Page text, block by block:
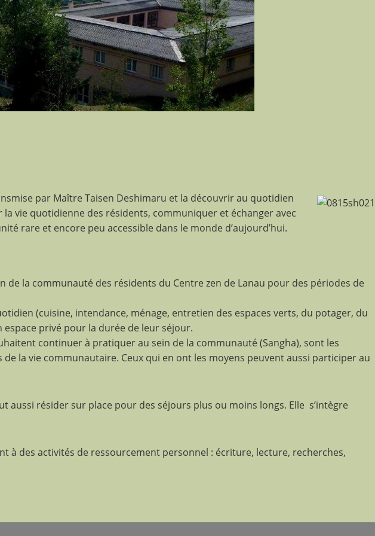
par Maître Taisen Deshimaru et la découvrir au quotidien
vie quotidienne des résidents, communiquer et échanger avec
rare et encore peu accessible dans le monde d’aujourd’hui.
la communauté des résidents du Centre zen de Lanau pour des périodes de
(cuisine, intendance, ménage, entretien des espaces verts, du potager, du
privé pour la durée de leur séjour.
continuer à pratiquer au sein de la communauté (Sangha), sont les
la vie communautaire. Ceux qui en ont les moyens peuvent aussi participer au
résider sur place pour des séjours plus ou moins longs. Elle s’intègre
à des activités de ressourcement personnel : écriture, lecture, recherches,